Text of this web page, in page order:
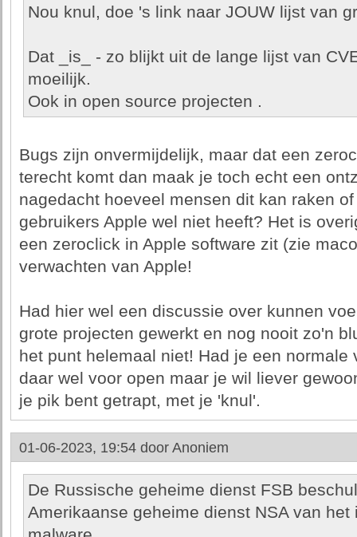
Nou knul, doe 's link naar JOUW lijst van
Dat _is_ - zo blijkt uit de lange lijst van
moeilijk.
Ook in open source projecten .
Bugs zijn onvermijdelijk, maar dat een
terecht komt dan maak je toch echt een
nagedacht hoeveel mensen dit kan raken
gebruikers Apple wel niet heeft? Het is
een zeroclick in Apple software zit (zie
verwachten van Apple!
Had hier wel een discussie over kunnen
grote projecten gewerkt en nog nooit zo'n
het punt helemaal niet! Had je een
daar wel voor open maar je wil liever
je pik bent getrapt, met je 'knul'.
01-06-2023, 19:54 door Anoniem
De Russische geheime dienst FSB
Amerikaanse geheime dienst NSA van